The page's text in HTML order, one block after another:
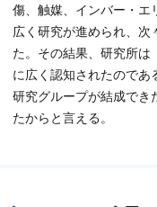
傷、触媒、インバー・エ
広く研究が進められ、次
た。その結果、研究所は
に広く認知されたのであ
研究グループが結成でき
たからと言える。